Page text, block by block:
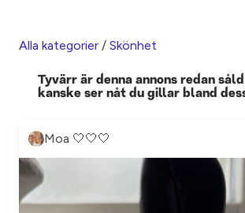
Alla kategorier / Skönhet
Tyvärr är denna annons redan
kanske ser nåt du gillar bland
Moa 🤍🤍🤍